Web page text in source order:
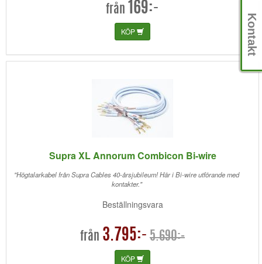
från 169:-
KÖP
Supra XL Annorum Combicon Bi-wire
"Högtalarkabel från Supra Cables 40-årsjubileum! Här i Bi-wire utförande med
kontakter."
Beställningsvara
från 3.795:- 5.690:-
KÖP
Kontakt